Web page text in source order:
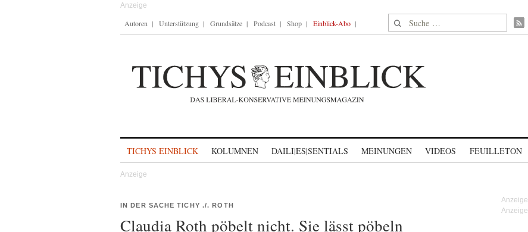
Autoren Unterstützung Grundsätze Podcast Shop Einblick-Abo Suche nach:
TICHYS EINBLICK KOLUMNEN DAILI|ES|SENTIALS MEINUNGEN VIDEOS FEUILLETON
IN DER SACHE TICHY ./. ROTH
Claudia Roth pöbelt nicht. Sie lässt pöbeln